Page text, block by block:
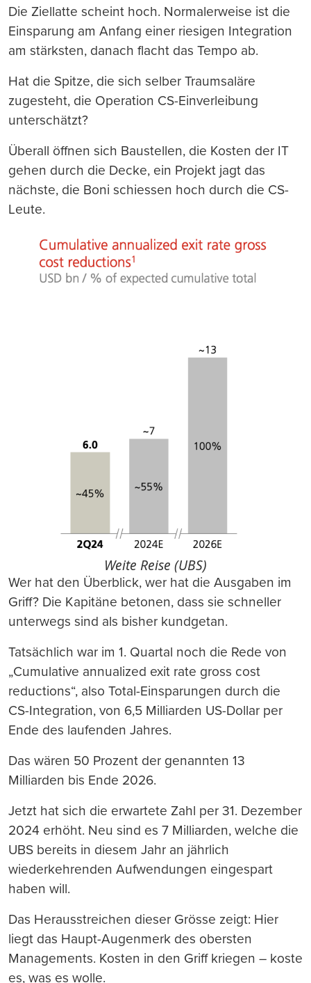
Die Ziellatte scheint hoch. Normalerweise ist die
Einsparung am Anfang einer riesigen Integration
am stärksten, danach flacht das Tempo ab.
Hat die Spitze, die sich selber Traumsaläre
zugesteht, die Operation CS-Einverleibung
unterschätzt?
Überall öffnen sich Baustellen, die Kosten der IT
gehen durch die Decke, ein Projekt jagt das
nächste, die Boni schiessen hoch durch die CS-
Leute.
Weite Reise (UBS)
Wer hat den Überblick, wer hat die Ausgaben im
Griff? Die Kapitäne betonen, dass sie schneller
unterwegs sind als bisher kundgetan.
Tatsächlich war im 1. Quartal noch die Rede von
„Cumulative annualized exit rate gross cost
reductions“, also Total-Einsparungen durch die
CS-Integration, von 6,5 Milliarden US-Dollar per
Ende des laufenden Jahres.
Das wären 50 Prozent der genannten 13
Milliarden bis Ende 2026.
Jetzt hat sich die erwartete Zahl per 31. Dezember
2024 erhöht. Neu sind es 7 Milliarden, welche die
UBS bereits in diesem Jahr an jährlich
wiederkehrenden Aufwendungen eingespart
haben will.
Das Herausstreichen dieser Grösse zeigt: Hier
liegt das Haupt-Augenmerk des obersten
Managements. Kosten in den Griff kriegen – koste
es, was es wolle.